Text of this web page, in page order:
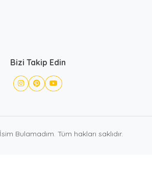
Bizi Takip Edin
Bulamadım. Tüm hakları saklıdır.